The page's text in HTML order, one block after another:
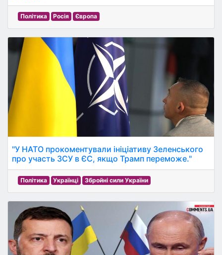
Політика Росія Європа
"У НАТО прокоментували ініціативу Зеленського
про участь ЗСУ в ЄС, якщо Трамп переможе."
Політика Українці Збройні сили України